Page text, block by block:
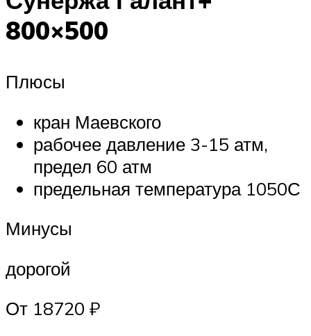
800×500
Плюсы
кран Маевского
рабочее давление 3-15 атм,
предел 60 атм
предельная температура 1050С
Минусы
дорогой
От 18720 ₽